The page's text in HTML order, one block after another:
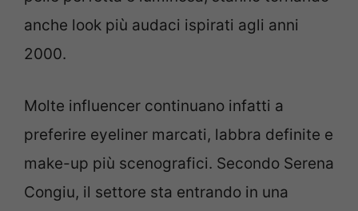
anche look più audaci ispirati agli anni
2000.
Molte influencer continuano infatti a
preferire eyeliner marcati, labbra definite e
make-up più scenografici. Secondo Serena
Congiu, il settore sta entrando in una